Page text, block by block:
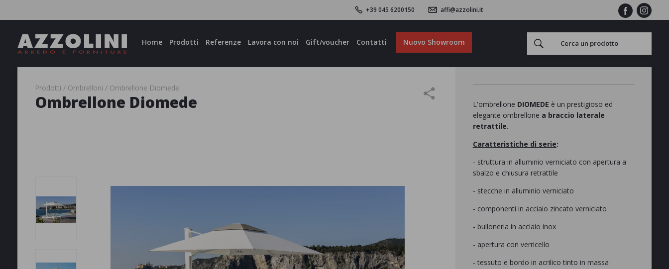
+39 045 6200150 affi@azzolini.it
Home Prodotti Referenze Lavora con noi Gift/voucher Contatti Nuovo Showroom
Prodotti Ombrelloni Ombrellone Diomede
Ombrellone Diomede L'ombrellone DIOMEDE è un prestigioso ed
elegante ombrellone a braccio laterale
retrattile.
Caratteristiche di serie:
- struttura in alluminio verniciato con apertura a
sbalzo e chiusura retrattile
- stecche in alluminio verniciato
- componenti in acciaio zincato verniciato
- bulloneria in acciaio inox
- apertura con verricello
- tessuto e bordo in acrilico tinto in massa